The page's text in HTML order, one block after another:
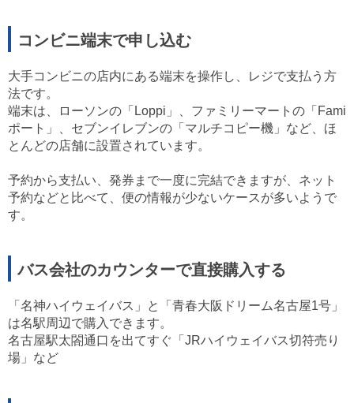
コンビニ端末で申し込む
大手コンビニの店内にある端末を操作し、レジで支払う方
法です。
端末は、ローソンの「Loppi」、ファミリーマートの「Fami
ポート」、セブンイレブンの「マルチコピー機」など、ほ
とんどの店舗に設置されています。
予約から支払い、発券まで一度に完結できますが、ネット
予約などと比べて、便の情報が少ないケースが多いようで
す。
バス会社のカウンターで直接購入する
「名神ハイウェイバス」と「青春大阪ドリーム名古屋1号」
は名駅周辺で購入できます。
名古屋駅太閤通口を出てすぐ「JRハイウェイバス切符売り
場」など